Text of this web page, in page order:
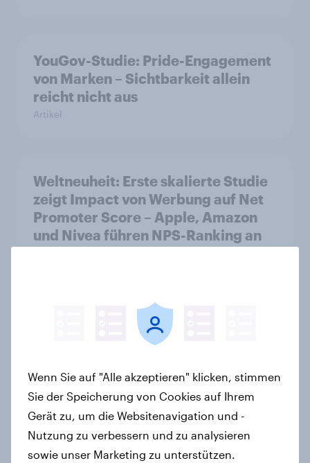
YouGov-Studie: Pride-Engagement
von Marken – Sichtbarkeit allein
reicht nicht aus
Artikel
Weltneuheit: Erste skalierte Studie
zeigt Impact von Werbung auf Net
Promoter Score – Apple, Amazon
und Nivea führen NPS-Ranking an
Maßgeschneiderte Reisen per
Prompt: Was Urlauber von
welche KI-Tools bei der
Reiseplanung bereits genutzt
werden
Wenn Sie auf "Alle akzeptieren" klicken, stimmen
Sie der Speicherung von Cookies auf Ihrem
Gerät zu, um die Websitenavigation und -
Nutzung zu verbessern und zu analysieren
sowie unser Marketing zu unterstützen.